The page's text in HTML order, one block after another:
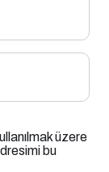
üzere
bu